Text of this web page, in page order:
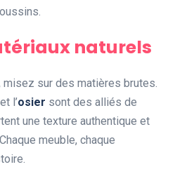
naturels
sur des matières brutes.
et l’osier sont des alliés de
une texture authentique et
meuble, chaque